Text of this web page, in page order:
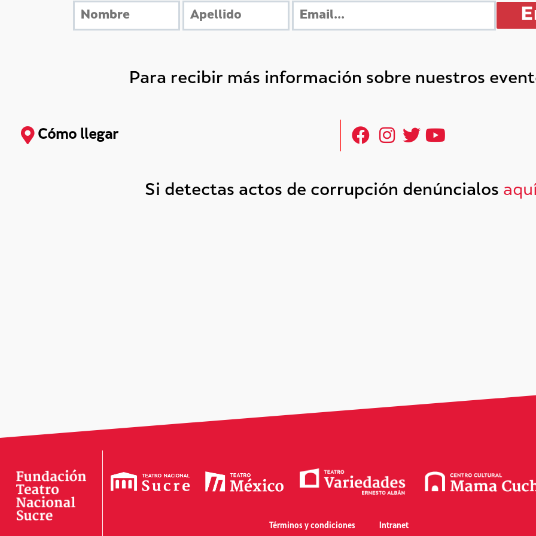
Para recibir más información sobre nuestros
Cómo llegar
Si detectas actos de corrupción denúncialos aquí
Términos y condiciones Intranet